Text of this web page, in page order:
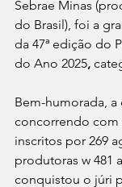
Sebrae Minas
do Brasil), foi a
da 47ª edição do
do Ano 2025,
Bem-humorada, a
concorrendo com
inscritos por 269
produtoras w 481
conquistou o júri